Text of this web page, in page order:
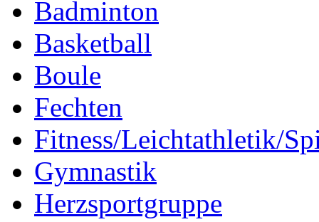
Badminton
Basketball
Boule
Fechten
Fitness/Leichtathletik/
Gymnastik
Herzsportgruppe